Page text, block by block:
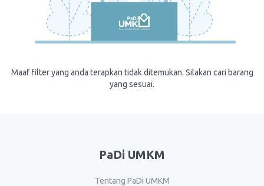
Maaf filter yang anda terapkan tidak ditemukan. Silakan cari barang
yang sesuai.
PaDi UMKM
Tentang PaDi UMKM